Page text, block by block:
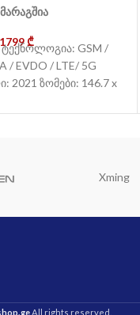
მარაგშია
1799₾
GSM /
/ EVDO / LTE/ 5G
2021 ზომები: 146.7 x
Xming
All rights reserved.